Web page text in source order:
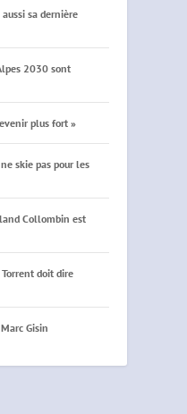
sa dernière
2030 sont
plus fort »
skie pas pour les
Collombin est
doit dire
Gisin